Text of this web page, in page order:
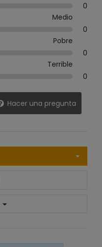
0
Medio
0
Pobre
0
Terrible
0
Hacer una pregunta